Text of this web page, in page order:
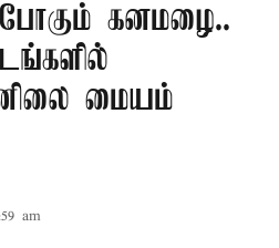
கனமழை..
மையம்
am